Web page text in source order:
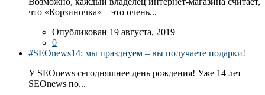
что «Корзиночка» – это очень...
Опубликован 19 августа, 2019
0
#SEOnews14: мы празднуем – вы получаете подарки!
У SEOnews сегодняшнее день рождения! Уже 14 лет
SEOnews по...